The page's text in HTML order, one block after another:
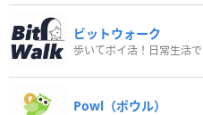
ビットウォーク
Powl（ポウル）